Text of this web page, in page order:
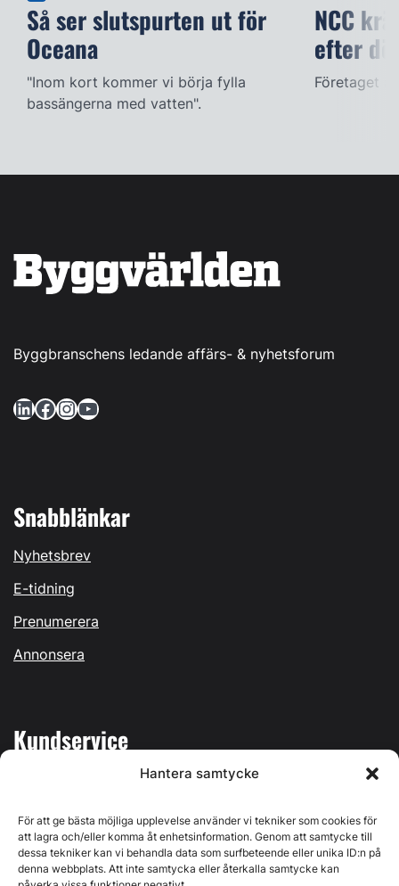
Hantera samtycke
För att ge bästa möjliga upplevelse använder vi tekniker som cookies för
att lagra och/eller komma åt enhetsinformation. Genom att samtycke till
dessa tekniker kan vi behandla data som surfbeteende eller unika ID:n på
denna webbplats. Att inte samtycka eller återkalla samtycke kan
Så ser slutspurten ut för
Oceana
"Inom kort kommer vi börja fylla
bassängerna med vatten".
NCC
efter
Företaget
Byggbranschens ledande affärs- & nyhetsforum
LinkedIn Facebook InstagramYouTube
Snabblänkar
Nyhetsbrev
E-tidning
Prenumerera
Annonsera
Kundservice
Kontakta oss